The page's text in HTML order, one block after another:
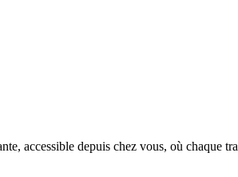
accessible depuis chez vous, où chaque